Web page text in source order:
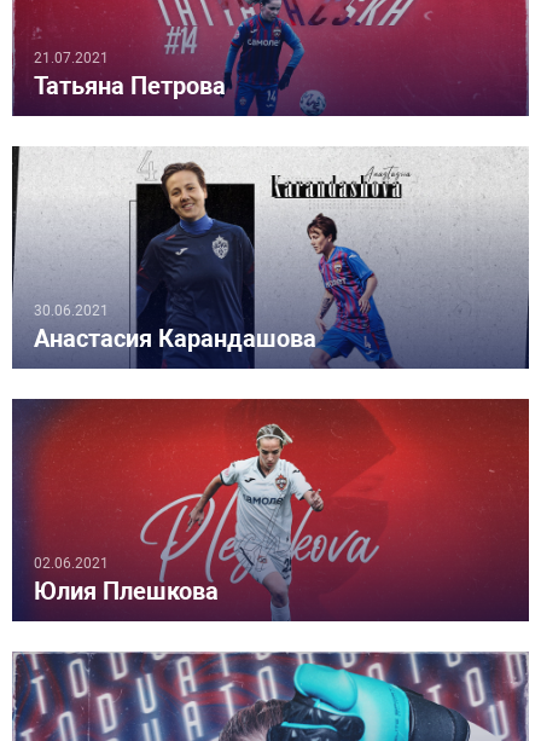
21.07.2021
Татьяна Петрова
30.06.2021
Анастасия Карандашова
02.06.2021
Юлия Плешкова